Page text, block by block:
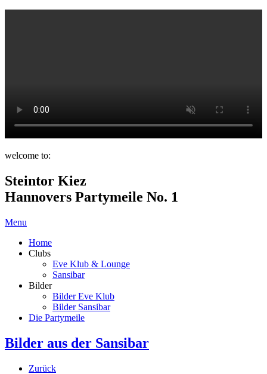
welcome to:
Steintor Kiez
Hannovers Partymeile No. 1
Menu
Home
Clubs
Eve Klub & Lounge
Sansibar
Bilder
Bilder Eve Klub
Bilder Sansibar
Die Partymeile
Bilder aus der Sansibar
Zurück